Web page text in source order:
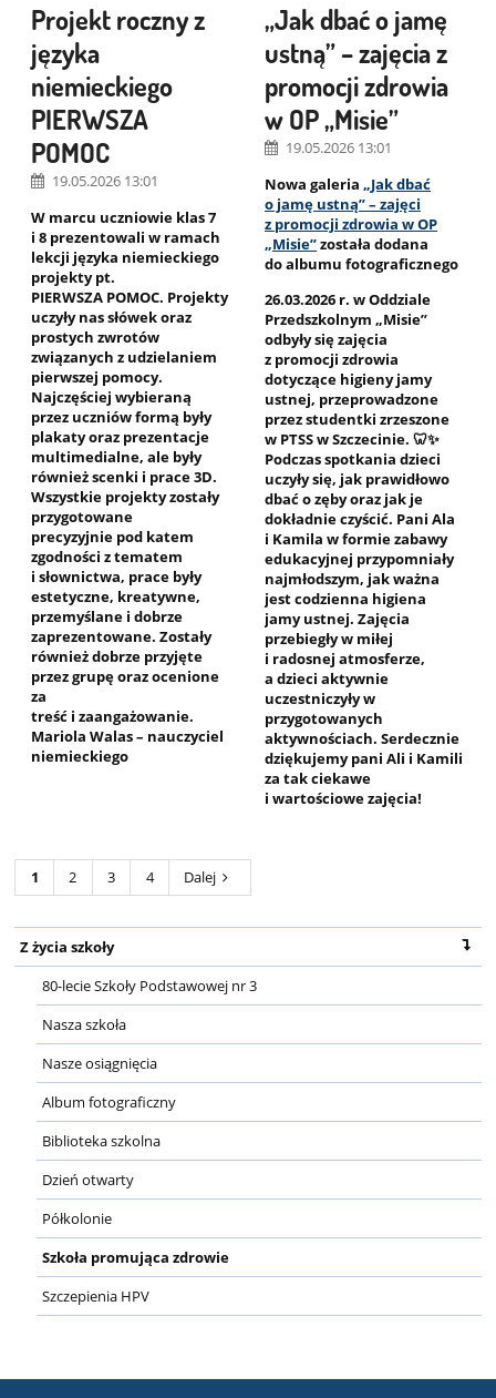
Projekt roczny z
języka
niemieckiego
PIERWSZA
POMOC
19.05.2026 13:01
W marcu uczniowie klas 7
i 8 prezentowali w ramach
lekcji języka niemieckiego
projekty pt.
PIERWSZA POMOC. Projekty
uczyły nas słówek oraz
prostych zwrotów
związanych z udzielaniem
pierwszej pomocy.
Najczęściej wybieraną
przez uczniów formą były
plakaty oraz prezentacje
multimedialne, ale były
również scenki i prace 3D.
Wszystkie projekty zostały
przygotowane
precyzyjnie pod katem
zgodności z tematem
i słownictwa, prace były
estetyczne, kreatywne,
przemyślane i dobrze
zaprezentowane. Zostały
również dobrze przyjęte
przez grupę oraz ocenione
za
treść i zaangażowanie.
Mariola Walas – nauczyciel
niemieckiego
„Jak dbać o jamę
ustną” – zajęcia z
promocji zdrowia
w OP „Misie”
19.05.2026 13:01
Nowa galeria „Jak dbać
o jamę ustną” – zajęci
z promocji zdrowia w OP
„Misie”została dodana
do albumu fotograficznego
26.03.2026 r. w Oddziale
Przedszkolnym „Misie”
odbyły się zajęcia
z promocji zdrowia
dotyczące higieny jamy
ustnej, przeprowadzone
przez studentki zrzeszone
w PTSS w Szczecinie. 🦷✨
Podczas spotkania dzieci
uczyły się, jak prawidłowo
dbać o zęby oraz jak je
dokładnie czyścić. Pani Ala
i Kamila w formie zabawy
edukacyjnej przypomniały
najmłodszym, jak ważna
jest codzienna higiena
jamy ustnej. Zajęcia
przebiegły w miłej
i radosnej atmosferze,
a dzieci aktywnie
uczestniczyły w
przygotowanych
aktywnościach. Serdecznie
dziękujemy pani Ali i Kamili
za tak ciekawe
i wartościowe zajęcia!
1 2 3 4 Dalej
Z życia szkoły
80-lecie Szkoły Podstawowej nr 3
Nasza szkoła
Nasze osiągnięcia
Album fotograficzny
Biblioteka szkolna
Dzień otwarty
Półkolonie
Szkoła promująca zdrowie
Szczepienia HPV